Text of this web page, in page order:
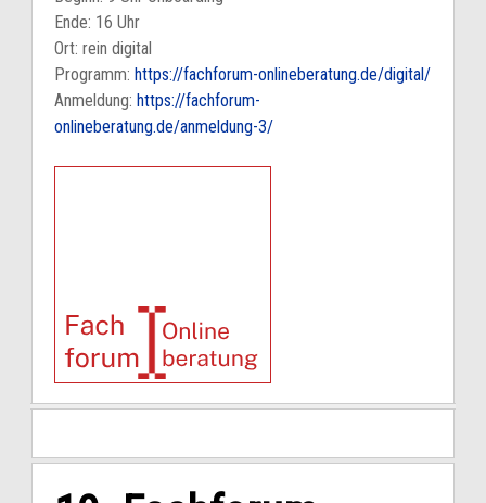
Ende: 16 Uhr
Ort: rein digital
Programm: https://fachforum-onlineberatung.de/digital/
Anmeldung: https://fachforum-
onlineberatung.de/anmeldung-3/